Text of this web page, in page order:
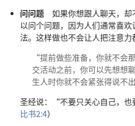
问问题 如果你想跟人聊天，却
以问个问题，因为人们通常喜
法。这样做也不会让人把注意力
“提前做些准备，你就不会
交活动之前，你可以先想想
生人时你就不会紧张得说
圣经说：“不要只关心自己，
比书2:4）